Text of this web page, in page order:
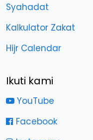
Syahadat
Kalkulator Zakat
Hijr Calendar
Ikuti kami
YouTube
Facebook